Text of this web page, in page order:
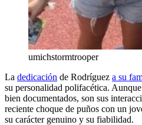
umichstormtrooper
La dedicación de Rodríguez a su
su personalidad polifacética.
bien documentados, son sus
reciente choque de puños con un
su carácter genuino y su fiabilidad.